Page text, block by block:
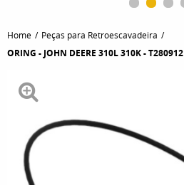
Home Peças para Retroescavadeira
ORING - JOHN DEERE 310L 310K - T280912